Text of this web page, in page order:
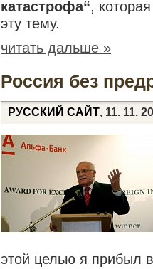
катастрофа“,
эту тему.
читать дальше »
Россия без
РУССКИЙ САЙТ, 11. 11.
этой целью я прибыл